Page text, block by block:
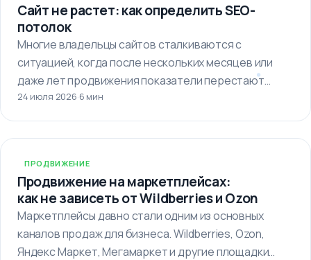
Сайт не растет: как определить SEO-
потолок
Многие владельцы сайтов сталкиваются с
ситуацией, когда после нескольких месяцев или
даже лет продвижения показатели перестают
улучшаться. Кажется,…
24 июля 2026·6 мин
ПРОДВИЖЕНИЕ
Продвижение на маркетплейсах:
как не зависеть от Wildberries и Ozon
Маркетплейсы давно стали одним из основных
каналов продаж для бизнеса. Wildberries, Ozon,
Яндекс Маркет, Мегамаркет и другие площадки…